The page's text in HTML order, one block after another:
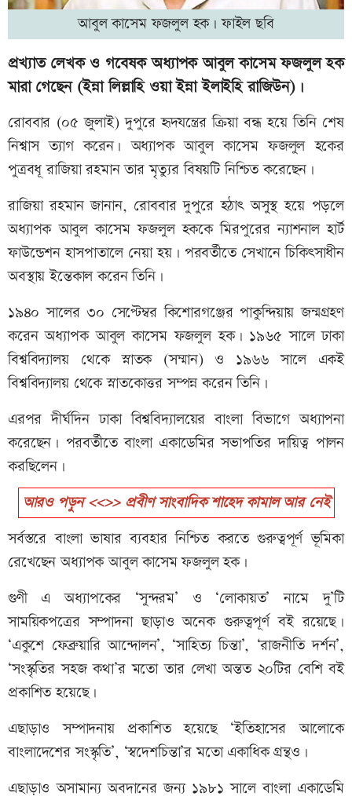
আবুল কাসেম ফজলুল হক। ফাইল ছবি
প্রখ্যাত লেখক ও গবেষক অধ্যাপক আবুল কাসেম ফজলুল হক
মারা গেছেন (ইন্না লিল্লাহি ওয়া ইন্না ইলাইহি রাজিউন)।
রোববার (০৫ জুলাই) দুপুরে হৃদযন্ত্রের ক্রিয়া বন্ধ হয়ে তিনি শেষ
নিশ্বাস ত্যাগ করেন। অধ্যাপক আবুল কাসেম ফজলুল হকের
পুত্রবধূ রাজিয়া রহমান তার মৃত্যুর বিষয়টি নিশ্চিত করেছেন।
রাজিয়া রহমান জানান, রোববার দুপুরে হঠাৎ অসুস্থ হয়ে পড়লে
অধ্যাপক আবুল কাসেম ফজলুল হককে মিরপুরের ন্যাশনাল হার্ট
ফাউন্ডেশন হাসপাতালে নেয়া হয়। পরবর্তীতে সেখানে চিকিৎসাধীন
অবস্থায় ইন্তেকাল করেন তিনি।
১৯৪০ সালের ৩০ সেপ্টেম্বর কিশোরগঞ্জের পাকুন্দিয়ায় জন্মগ্রহণ
করেন অধ্যাপক আবুল কাসেম ফজলুল হক। ১৯৬৫ সালে ঢাকা
বিশ্ববিদ্যালয় থেকে স্নাতক (সম্মান) ও ১৯৬৬ সালে একই
বিশ্ববিদ্যালয় থেকে স্নাতকোত্তর সম্পন্ন করেন তিনি।
এরপর দীর্ঘদিন ঢাকা বিশ্ববিদ্যালয়ের বাংলা বিভাগে অধ্যাপনা
করেছেন। পরবর্তীতে বাংলা একাডেমির সভাপতির দায়িত্ব পালন
করছিলেন।
আরও পড়ুন <<>> প্রবীণ সাংবাদিক শাহেদ কামাল আর নেই
সর্বস্তরে বাংলা ভাষার ব্যবহার নিশ্চিত করতে গুরুত্বপূর্ণ ভূমিকা
রেখেছেন অধ্যাপক আবুল কাসেম ফজলুল হক।
গুণী এ অধ্যাপকের ‘সুন্দরম’ ও ‘লোকায়ত’ নামে দু’টি
সাময়িকপত্রের সম্পাদনা ছাড়াও অনেক গুরুত্বপূর্ণ বই রয়েছে।
‘একুশে ফেব্রুয়ারি আন্দোলন’, ‘সাহিত্য চিন্তা’, ‘রাজনীতি দর্শন’,
‘সংস্কৃতির সহজ কথা’র মতো তার লেখা অন্তত ২০টির বেশি বই
প্রকাশিত হয়েছে।
এছাড়াও সম্পাদনায় প্রকাশিত হয়েছে ‘ইতিহাসের আলোকে
বাংলাদেশের সংস্কৃতি’, ‘স্বদেশচিন্তা’র মতো একাধিক গ্রন্থও।
এছাড়াও অসামান্য অবদানের জন্য ১৯৮১ সালে বাংলা একাডেমি